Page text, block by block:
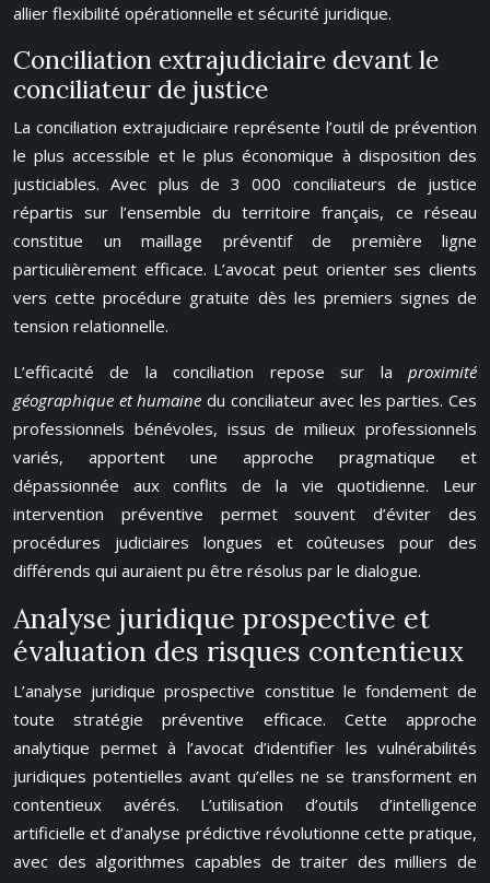
allier flexibilité opérationnelle et sécurité juridique.
Conciliation extrajudiciaire devant le
conciliateur de justice
La conciliation extrajudiciaire représente l’outil de prévention
le plus accessible et le plus économique à disposition des
justiciables. Avec plus de 3 000 conciliateurs de justice
répartis sur l’ensemble du territoire français, ce réseau
constitue un maillage préventif de première ligne
particulièrement efficace. L’avocat peut orienter ses clients
vers cette procédure gratuite dès les premiers signes de
tension relationnelle.
L’efficacité de la conciliation repose sur la proximité
géographique et humaine du conciliateur avec les parties. Ces
professionnels bénévoles, issus de milieux professionnels
variés, apportent une approche pragmatique et
dépassionnée aux conflits de la vie quotidienne. Leur
intervention préventive permet souvent d’éviter des
procédures judiciaires longues et coûteuses pour des
différends qui auraient pu être résolus par le dialogue.
Analyse juridique prospective et
évaluation des risques contentieux
L’analyse juridique prospective constitue le fondement de
toute stratégie préventive efficace. Cette approche
analytique permet à l’avocat d’identifier les vulnérabilités
juridiques potentielles avant qu’elles ne se transforment en
contentieux avérés. L’utilisation d’outils d’intelligence
artificielle et d’analyse prédictive révolutionne cette pratique,
avec des algorithmes capables de traiter des milliers de